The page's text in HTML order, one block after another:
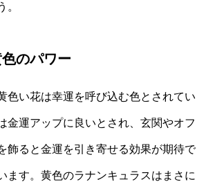
。
のパワー
色い花は幸運を呼び込む色とされてい
金運アップに良いとされ、玄関やオフ
飾ると金運を引き寄せる効果が期待で
ます。黄色のラナンキュラスはまさに